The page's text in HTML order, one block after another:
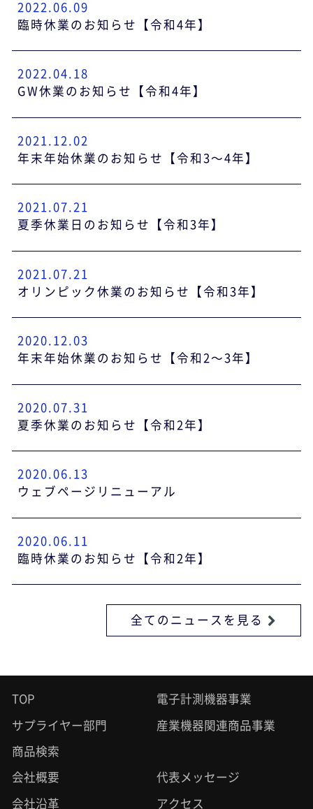
2022.06.09
臨時休業のお知らせ【令和4年】
2022.04.18
GW休業のお知らせ【令和4年】
2021.12.02
年末年始休業のお知らせ【令和3～4年】
2021.07.21
夏季休業日のお知らせ【令和3年】
2021.07.21
オリンピック休業のお知らせ【令和3年】
2020.12.03
年末年始休業のお知らせ【令和2～3年】
2020.07.31
夏季休業のお知らせ【令和2年】
2020.06.13
ウェブページリニューアル
2020.06.11
臨時休業のお知らせ【令和2年】
全てのニュースを見る
TOP 電子計測機器事業
サプライヤー部門 産業機器関連商品事業
商品検索
会社概要 代表メッセージ
会社沿革 アクセス